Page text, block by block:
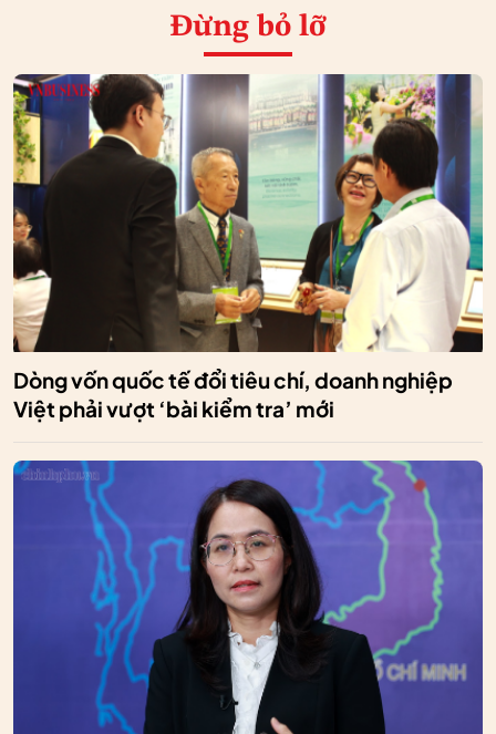
Đừng bỏ lỡ
Dòng vốn quốc tế đổi tiêu chí, doanh nghiệp
Việt phải vượt ‘bài kiểm tra’ mới